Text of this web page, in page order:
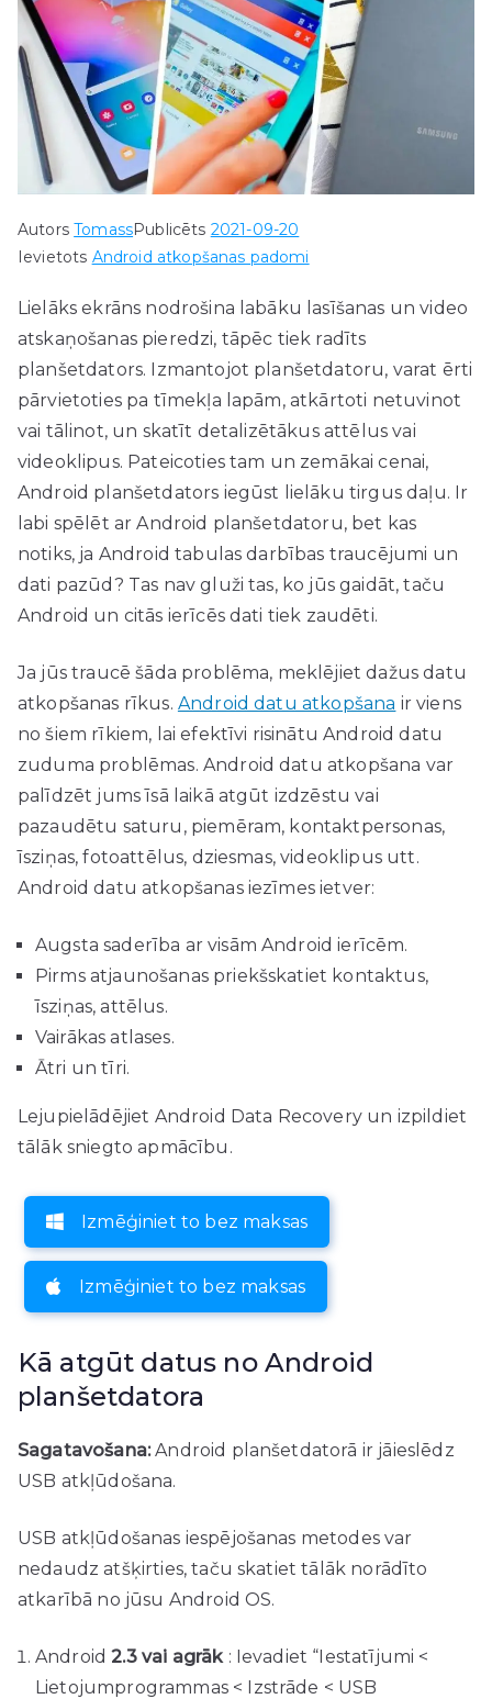
AutorsTomassPublicēts 2021-09-20
Ievietots Android atkopšanas padomi
Lielāks ekrāns nodrošina labāku lasīšanas un video
atskaņošanas pieredzi, tāpēc tiek radīts
planšetdators. Izmantojot planšetdatoru, varat ērti
pārvietoties pa tīmekļa lapām, atkārtoti netuvinot
vai tālinot, un skatīt detalizētākus attēlus vai
videoklipus. Pateicoties tam un zemākai cenai,
Android planšetdators iegūst lielāku tirgus daļu. Ir
labi spēlēt ar Android planšetdatoru, bet kas
notiks, ja Android tabulas darbības traucējumi un
dati pazūd? Tas nav gluži tas, ko jūs gaidāt, taču
Android un citās ierīcēs dati tiek zaudēti.
Ja jūs traucē šāda problēma, meklējiet dažus datu
atkopšanas rīkus. Android datu atkopšana ir viens
no šiem rīkiem, lai efektīvi risinātu Android datu
zuduma problēmas. Android datu atkopšana var
palīdzēt jums īsā laikā atgūt izdzēstu vai
pazaudētu saturu, piemēram, kontaktpersonas,
īsziņas, fotoattēlus, dziesmas, videoklipus utt.
Android datu atkopšanas iezīmes ietver:
Augsta saderība ar visām Android ierīcēm.
Pirms atjaunošanas priekšskatiet kontaktus,
īsziņas, attēlus.
Vairākas atlases.
Ātri un tīri.
Lejupielādējiet Android Data Recovery un izpildiet
tālāk sniegto apmācību.
Izmēģiniet to bez maksas
Izmēģiniet to bez maksas
Kā atgūt datus no Android
planšetdatora
Sagatavošana:Android planšetdatorā ir jāieslēdz
USB atkļūdošana.
USB atkļūdošanas iespējošanas metodes var
nedaudz atšķirties, taču skatiet tālāk norādīto
atkarībā no jūsu Android OS.
Android2.3 vai agrāk: Ievadiet “Iestatījumi <
Lietojumprogrammas < Izstrāde < USB